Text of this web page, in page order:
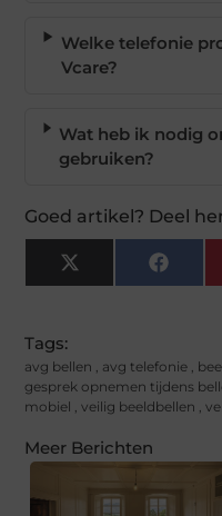
Welke telefonie
Vcare?
Wat heb ik nodig
gebruiken?
Goed artikel? Deel
X
(Twitter)
Tags:
avg bellen , avg telefonie ,
gesprek opnemen tijdens
mobiel ,veilig beeldbellen ,
Meer Berichten